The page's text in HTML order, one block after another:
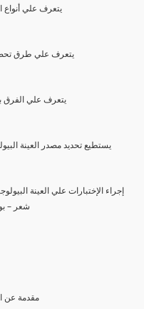
(3) يتعرف علي
(4) يتعرف علي طرق
(5) يتعرف علي الفرق
(6) يستطيع تحديد مصدر العينة
شعر –
1- مقدمة